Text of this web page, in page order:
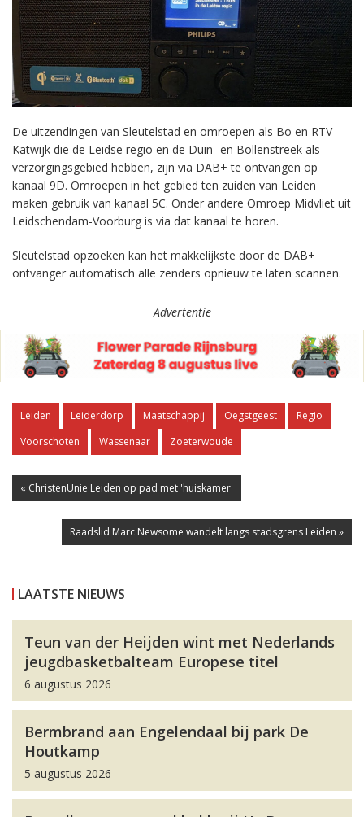
De uitzendingen van Sleutelstad en omroepen als Bo en RTV
Katwijk die de Leidse regio en de Duin- en Bollenstreek als
verzorgingsgebied hebben, zijn via DAB+ te ontvangen op
kanaal 9D. Omroepen in het gebied ten zuiden van Leiden
maken gebruik van kanaal 5C. Onder andere Omroep Midvliet uit
Leidschendam-Voorburg is via dat kanaal te horen.
Sleutelstad opzoeken kan het makkelijkste door de DAB+
ontvanger automatisch alle zenders opnieuw te laten scannen.
Advertentie
Leiden Leiderdorp Maatschappij Oegstgeest
Regio
Voorschoten
Wassenaar Zoeterwoude
« ChristenUnie Leiden op pad met 'huiskamer'
Raadslid Marc Newsome wandelt langs stadsgrens Leiden »
LAATSTE NIEUWS
Teun van der Heijden wint met Nederlands
jeugdbasketbalteam Europese titel
6 augustus 2026
Bermbrand aan Engelendaal bij park De
Houtkamp
5 augustus 2026